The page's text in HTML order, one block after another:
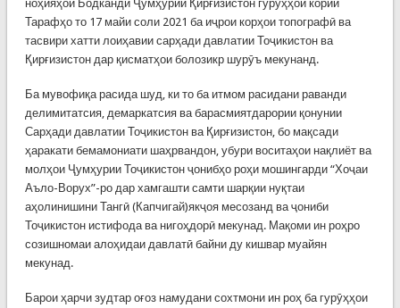
ноҳияҳои Бодканди Ҷумҳурии Қирғизистон гурӯҳҳои кории
Тарафҳо то 17 майи соли 2021 ба иҷрои корҳои топографӣ ва
тасвири хатти лоиҳавии сарҳади давлатии Тоҷикистон ва
Қирғизистон дар қисматҳои болозикр шурӯъ мекунанд.
Ба мувофиқа расида шуд, ки то ба итмом расидани раванди
делимитатсия, демаркатсия ва барасмиятдарории қонунии
Сарҳади давлатии Тоҷикистон ва Қирғизистон, бо мақсади
ҳаракати бемамониати шаҳрвандон, убури воситаҳои нақлиёт ва
молҳои Ҷумҳурии Тоҷикистон ҷонибҳо роҳи мошингарди “Хоҷаи
Аъло-Ворух”-ро дар хамгашти самти шарқии нуқтаи
аҳолинишини Тангӣ (Капчигай)якҷоя месозанд ва ҷониби
Тоҷикистон истифода ва нигоҳдорӣ мекунад. Мақоми ин роҳро
созишномаи алоҳидаи давлатӣ байни ду кишвар муайян
мекунад.
Барои ҳарчи зудтар оғоз намудани сохтмони ин роҳ ба гурӯҳҳои